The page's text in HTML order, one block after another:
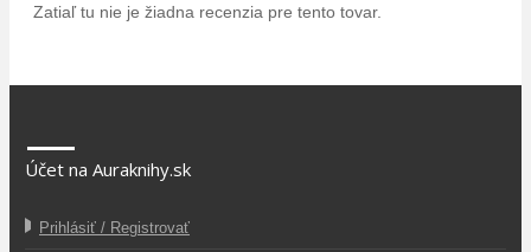
Zatiaľ tu nie je žiadna recenzia pre tento tovar.
Účet na Auraknihy.sk
Prihlásiť / Registrovať